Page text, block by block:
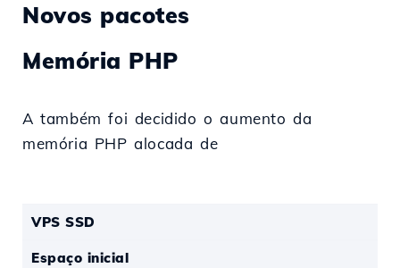
Novos pacotes
Memória PHP
A também foi decidido o aumento da
memória PHP alocada de
VPS SSD
Espaço inicial